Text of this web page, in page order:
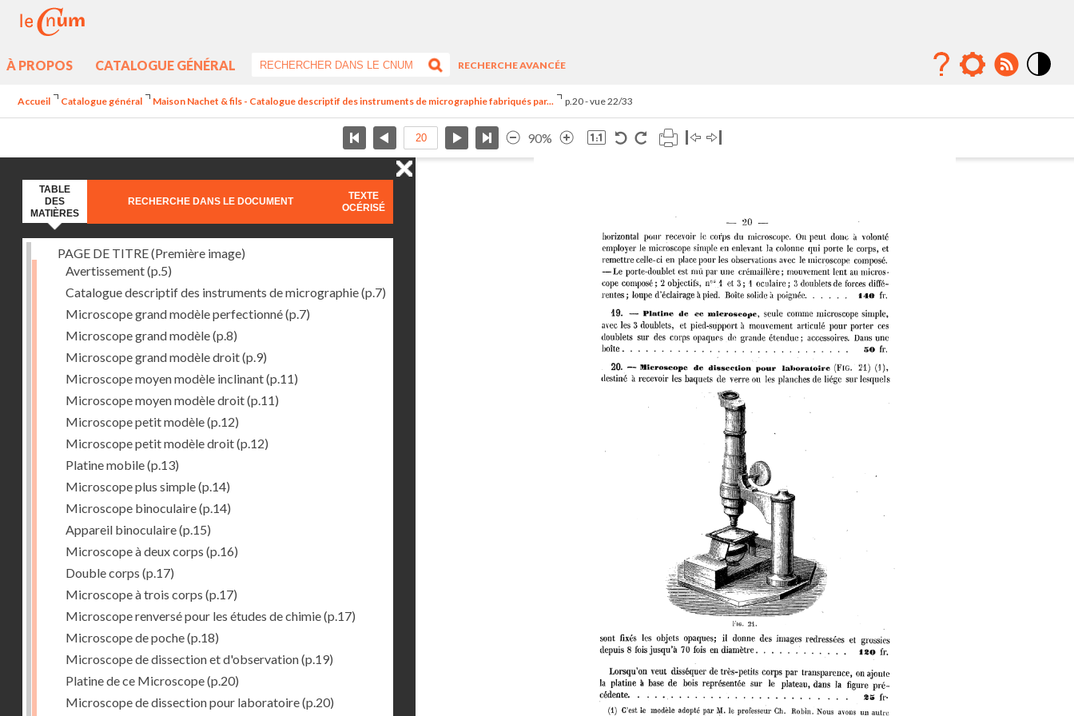
À PROPOS CATALOGUE GÉNÉRAL
RECHERCHE AVANCÉE
Accueil Catalogue général Maison Nachet & fils - Catalogue descriptif des instruments de micrographie fabriqués par... p.20 - vue 22/33
90%
TABLE
DES
MATIÈRES
RECHERCHE DANS LE DOCUMENT
TEXTE
OCÉRISÉ
PAGE DE TITRE (Première image)
Avertissement(p.5)
Catalogue descriptif des instruments de micrographie(p.7)
Microscope grand modèle perfectionné(p.7)
Microscope grand modèle(p.8)
Microscope grand modèle droit(p.9)
Microscope moyen modèle inclinant(p.11)
Microscope moyen modèle droit(p.11)
Microscope petit modèle(p.12)
Microscope petit modèle droit(p.12)
Platine mobile(p.13)
Microscope plus simple(p.14)
Microscope binoculaire(p.14)
Appareil binoculaire(p.15)
Microscope à deux corps (p.16)
Double corps (p.17)
Microscope à trois corps (p.17)
Microscope renversé pour les études de chimie(p.17)
Microscope de poche(p.18)
Microscope de dissection et d'observation(p.19)
Platine de ce Microscope(p.20)
Microscope de dissection pour laboratoire(p.20)